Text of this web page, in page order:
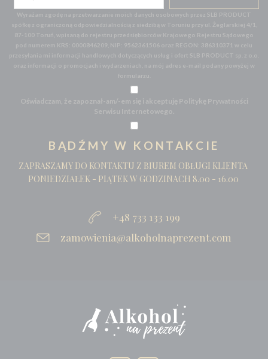
Wyrażam zgodę na przetwarzanie moich danych osobowych przez SLB PRODUCT
spółkę z ograniczoną odpowiedzialnością z siedzibą w Toruniu przy ul. Żeglarskiej 4/1,
87-100 Toruń, wpisaną do rejestru przedsiębiorców Krajowego Rejestru Sądowego
pod numerem KRS: 0000846209, NIP: 9562361506 oraz REGON: 386310371 w celu
przesyłania mi informacji handlowych dotyczących usług i ofert SLB PRODUCT sp. z o.o.
oraz informacji o promocjach i wydarzeniach, na mój adres e-mail podany powyżej w
formularzu.
Oświadczam, że zapoznał-am/-em się i akceptuję Politykę Prywatności
Serwisu Internetowego.
BĄDŹMY W KONTAKCIE
ZAPRASZAMY DO KONTAKTU Z BIUREM OBŁUGI KLIENTA
PONIEDZIAŁEK - PIĄTEK W GODZINACH 8.00 - 16.00
+48 733 133 199
zamowienia@alkoholnaprezent.com